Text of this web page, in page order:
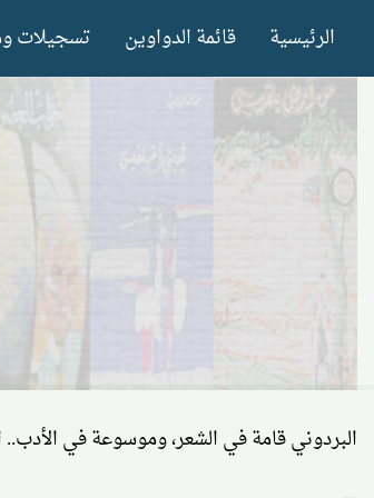
content
الرئيسية قائمة الدواوين تسجيلات
البردوني قامة في الشعر، وموسوعة في الأدب..